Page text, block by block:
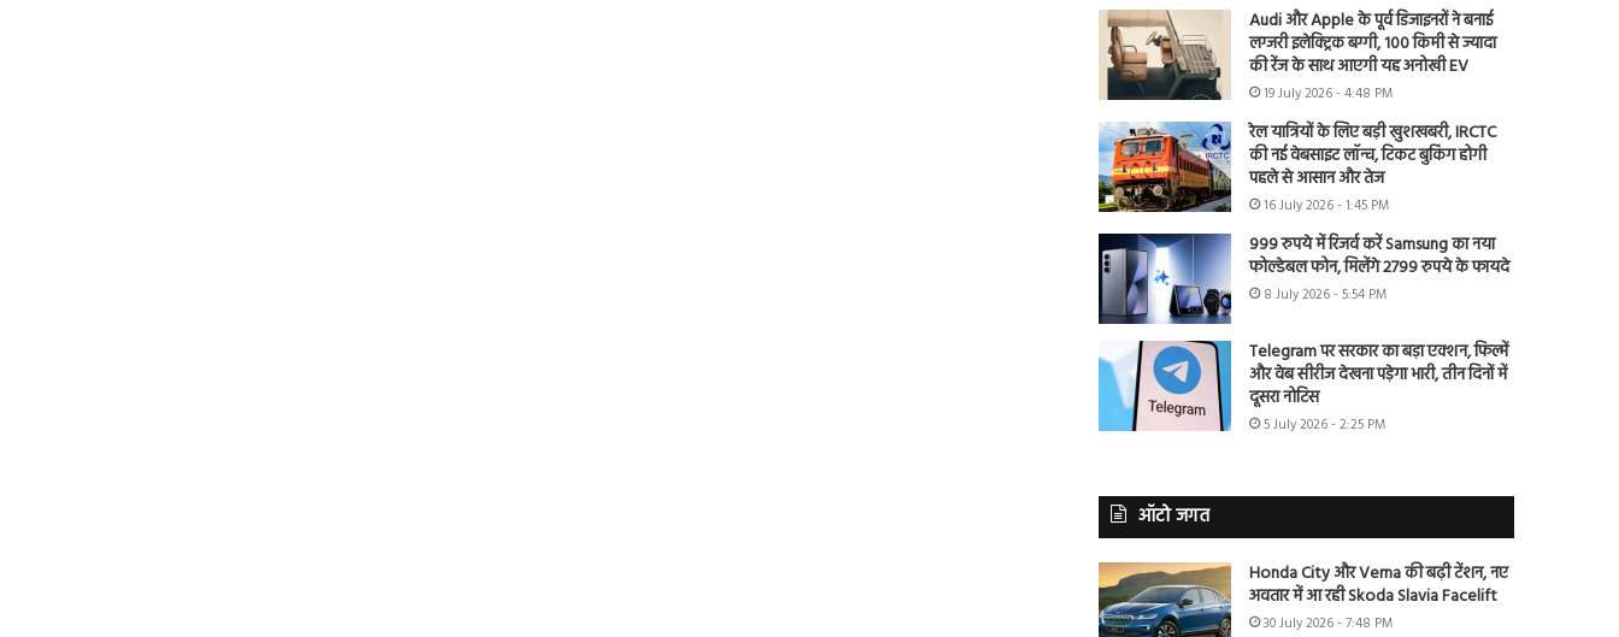
Audi और Apple के पूर्व डिजाइनरों ने बनाई
लग्जरी इलेक्ट्रिक बग्गी, 100 किमी से ज्यादा
की रेंज के साथ आएगी यह अनोखी EV
19 July 2026 - 4:48 PM
रेल यात्रियों के लिए बड़ी खुशखबरी, IRCTC
की नई वेबसाइट लॉन्च, टिकट बुकिंग होगी
पहले से आसान और तेज
16 July 2026 - 1:45 PM
999 रुपये में रिजर्व करें Samsung का नया
फोल्डेबल फोन, मिलेंगे 2799 रुपये के फायदे
8 July 2026 - 5:54 PM
Telegram पर सरकार का बड़ा एक्शन, फिल्में
और वेब सीरीज देखना पड़ेगा भारी, तीन दिनों में
दूसरा नोटिस
5 July 2026 - 2:25 PM
ऑटो जगत
Honda City और Verna की बढ़ी टेंशन, नए
अवतार में आ रही Skoda Slavia Facelift
30 July 2026 - 7:48 PM